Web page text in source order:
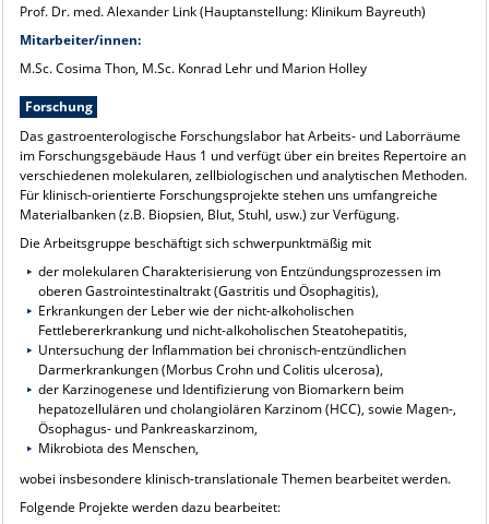
Prof. Dr. med. Alexander Link (Hauptanstellung: Klinikum Bayreuth)
Mitarbeiter/innen:
M.Sc. Cosima Thon, M.Sc. Konrad Lehr und Marion Holley
Forschung
Das gastroenterologische Forschungslabor hat Arbeits- und Laborräume
im Forschungsgebäude Haus 1 und verfügt über ein breites Repertoire an
verschiedenen molekularen, zellbiologischen und analytischen Methoden.
Für klinisch-orientierte Forschungsprojekte stehen uns umfangreiche
Materialbanken (z.B. Biopsien, Blut, Stuhl, usw.) zur Verfügung.
Die Arbeitsgruppe beschäftigt sich schwerpunktmäßig mit
der molekularen Charakterisierung von Entzündungsprozessen im
oberen Gastrointestinaltrakt (Gastritis und Ösophagitis),
Erkrankungen der Leber wie der nicht-alkoholischen
Fettlebererkrankung und nicht-alkoholischen Steatohepatitis,
Untersuchung der Inflammation bei chronisch-entzündlichen
Darmerkrankungen (Morbus Crohn und Colitis ulcerosa),
der Karzinogenese und Identifizierung von Biomarkern beim
hepatozellulären und cholangiolären Karzinom (HCC), sowie Magen-,
Ösophagus- und Pankreaskarzinom,
Mikrobiota des Menschen,
wobei insbesondere klinisch-translationale Themen bearbeitet werden.
Folgende Projekte werden dazu bearbeitet: